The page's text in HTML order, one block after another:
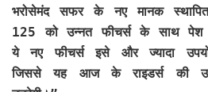
भरोसेमंद सफर के नए मानक
125 को उन्नत फीचर्स के साथ पेश
ये नए फीचर्स इसे और ज्यादा
जिससे यह आज के राइडर्स की